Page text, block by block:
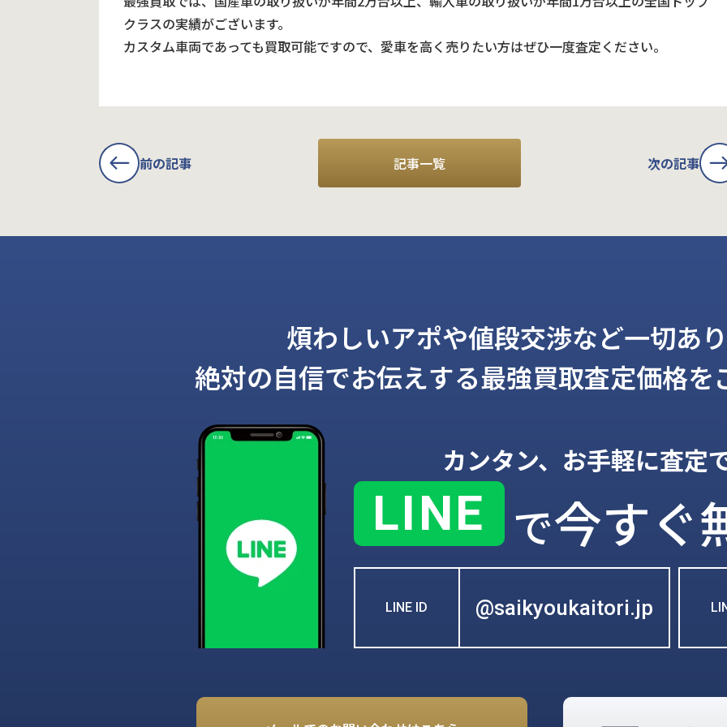
クラスの実績がございます。
カスタム車両であっても買取可能ですので、愛車を高く売りたい方はぜひ一度査定ください。
前の記事 記事一覧 次の記事
煩わしいアポや値段交渉など一切あ
絶対の自信でお伝えする最強買取査定価格を
カンタン、お手軽に査定
LINE で今すぐ
LINE ID @saikyoukaitori.jp